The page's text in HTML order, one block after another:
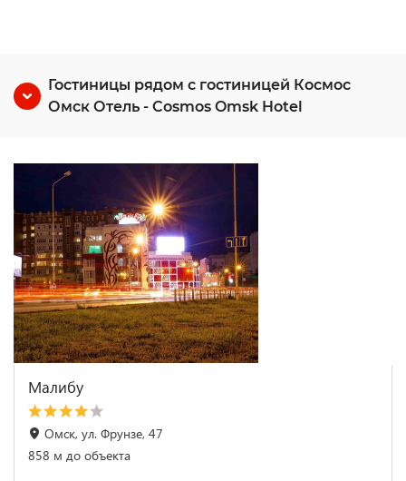
Гостиницы рядом с гостиницей Космос
Омск Отель - Cosmos Omsk Hotel
Малибу
Омск, ул. Фрунзе, 47
858 м до объекта